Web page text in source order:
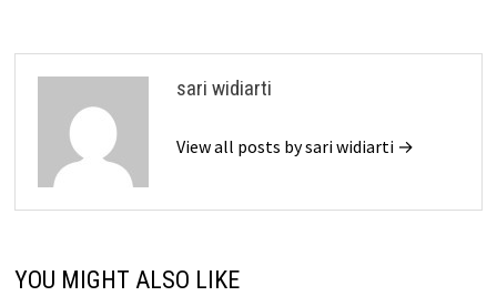
sari widiarti
View all posts by sari widiarti →
YOU MIGHT ALSO LIKE